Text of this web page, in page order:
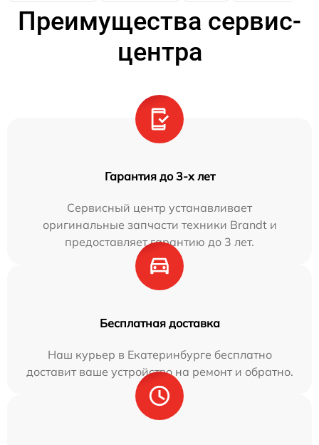
Преимущества сервис-
центра
Гарантия до 3-х лет
Сервисный центр устанавливает
оригинальные запчасти техники Brandt и
предоставляет гарантию до 3 лет.
Бесплатная доставка
Наш курьер в Екатеринбурге бесплатно
доставит ваше устройство на ремонт и обратно.